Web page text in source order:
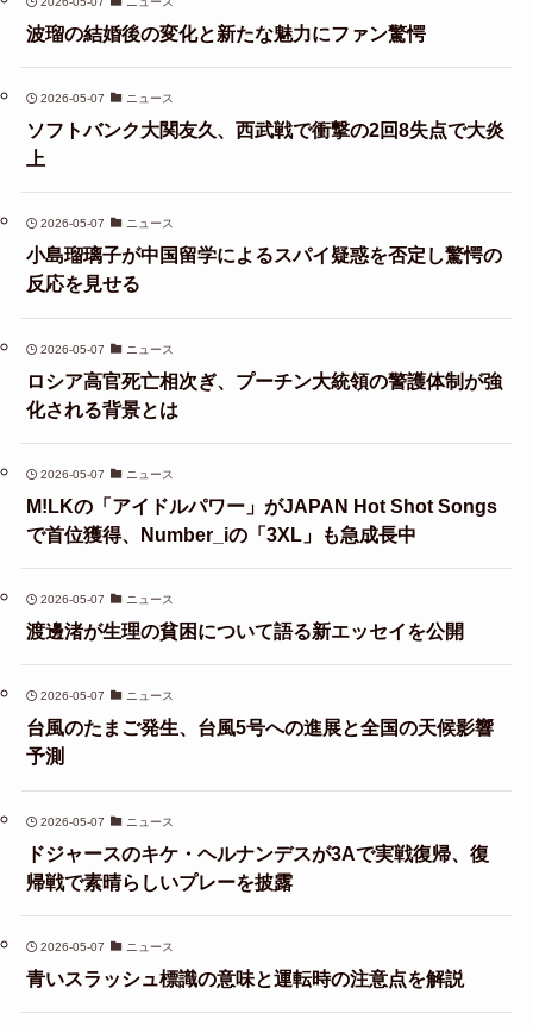
波瑠の結婚後の変化と新たな魅力にファン驚愕
2026-05-07 ニュース
ソフトバンク大関友久、西武戦で衝撃の2回8失点で大炎
上
2026-05-07 ニュース
小島瑠璃子が中国留学によるスパイ疑惑を否定し驚愕の
反応を見せる
2026-05-07 ニュース
ロシア高官死亡相次ぎ、プーチン大統領の警護体制が強
化される背景とは
2026-05-07 ニュース
M!LKの「アイドルパワー」がJAPAN Hot Shot Songs
で首位獲得、Number_iの「3XL」も急成長中
2026-05-07 ニュース
渡邊渚が生理の貧困について語る新エッセイを公開
2026-05-07 ニュース
台風のたまご発生、台風5号への進展と全国の天候影響
予測
2026-05-07 ニュース
ドジャースのキケ・ヘルナンデスが3Aで実戦復帰、復
帰戦で素晴らしいプレーを披露
2026-05-07 ニュース
青いスラッシュ標識の意味と運転時の注意点を解説